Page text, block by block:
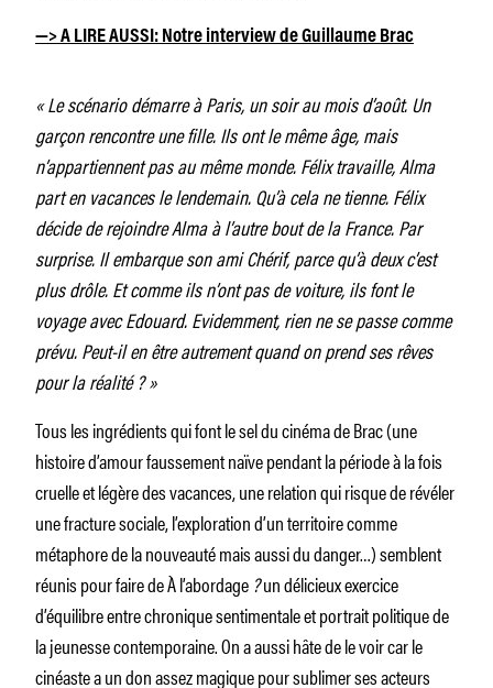
—> A LIRE AUSSI: Notre interview de Guillaume Brac
« Le scénario démarre à Paris, un soir au mois d’août. Un
garçon rencontre une fille. Ils ont le même âge, mais
n’appartiennent pas au même monde. Félix travaille, Alma
part en vacances le lendemain. Qu’à cela ne tienne. Félix
décide de rejoindre Alma à l’autre bout de la France. Par
surprise. Il embarque son ami Chérif, parce qu’à deux c’est
plus drôle. Et comme ils n’ont pas de voiture, ils font le
voyage avec Edouard. Evidemment, rien ne se passe comme
prévu. Peut-il en être autrement quand on prend ses rêves
pour la réalité ? »
Tous les ingrédients qui font le sel du cinéma de Brac (une
histoire d’amour faussement naïve pendant la période à la fois
cruelle et légère des vacances, une relation qui risque de révéler
une fracture sociale, l’exploration d’un territoire comme
métaphore de la nouveauté mais aussi du danger…) semblent
réunis pour faire deÀ l’abordage ?un délicieux exercice
d’équilibre entre chronique sentimentale et portrait politique de
la jeunesse contemporaine. On a aussi hâte de le voir car le
cinéaste a un don assez magique pour sublimer ses acteurs